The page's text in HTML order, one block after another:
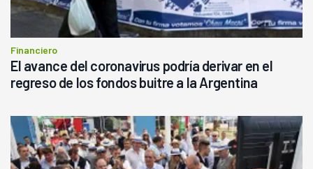
Financiero
El avance del coronavirus podría derivar en el
regreso de los fondos buitre a la Argentina